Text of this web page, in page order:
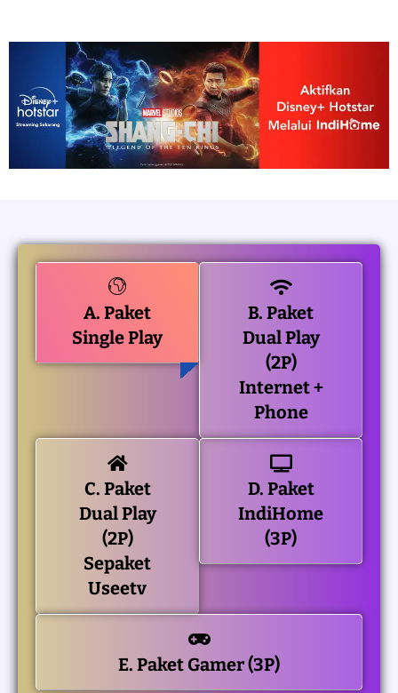
A. Paket
Single Play
B. Paket
Dual Play
(2P)
Internet +
Phone
C. Paket
Dual Play
(2P)
Sepaket
Useetv
D. Paket
IndiHome
(3P)
E. Paket Gamer (3P)